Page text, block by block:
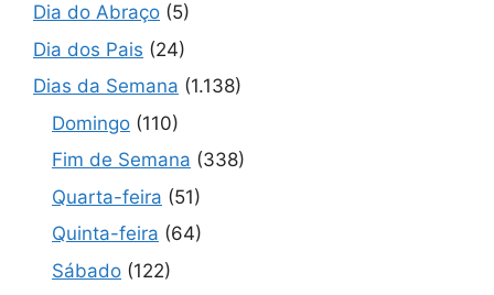
Dia do Abraço (5)
Dia dos Pais (24)
Dias da Semana (1.138)
Domingo (110)
Fim de Semana (338)
Quarta-feira (51)
Quinta-feira (64)
Sábado (122)